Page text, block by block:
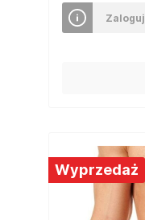
Wyprzedaż